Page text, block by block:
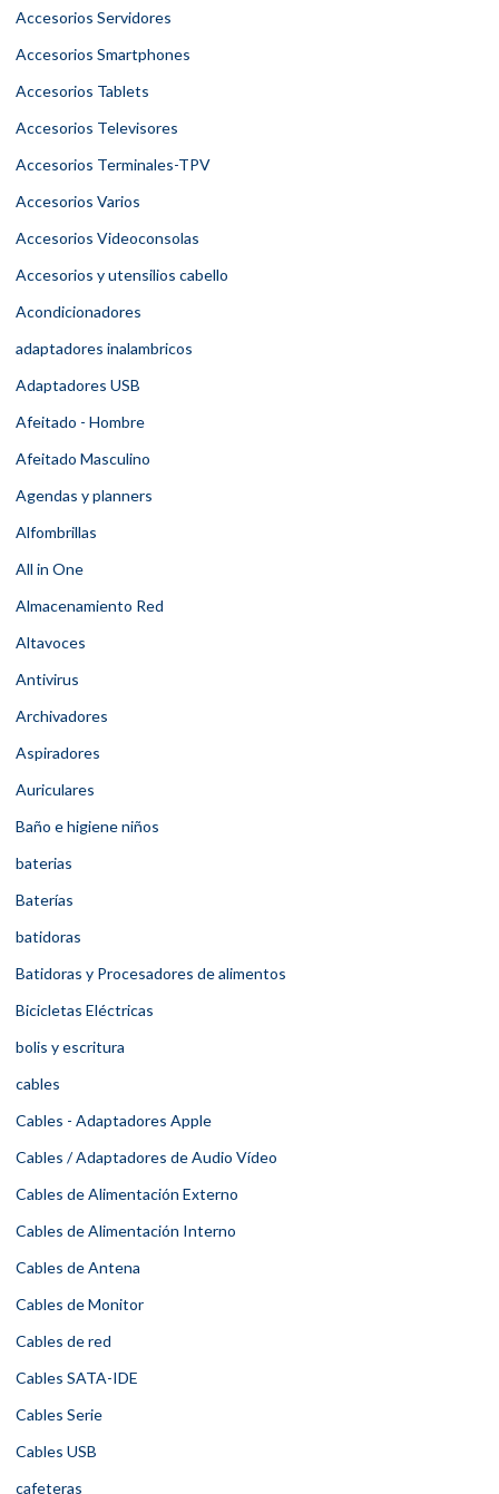
Accesorios Servidores
Accesorios Smartphones
Accesorios Tablets
Accesorios Televisores
Accesorios Terminales-TPV
Accesorios Varios
Accesorios Videoconsolas
Accesorios y utensilios cabello
Acondicionadores
adaptadores inalambricos
Adaptadores USB
Afeitado - Hombre
Afeitado Masculino
Agendas y planners
Alfombrillas
All in One
Almacenamiento Red
Altavoces
Antivirus
Archivadores
Aspiradores
Auriculares
Baño e higiene niños
baterias
Baterías
batidoras
Batidoras y Procesadores de alimentos
Bicicletas Eléctricas
bolis y escritura
cables
Cables - Adaptadores Apple
Cables / Adaptadores de Audio Vídeo
Cables de Alimentación Externo
Cables de Alimentación Interno
Cables de Antena
Cables de Monitor
Cables de red
Cables SATA-IDE
Cables Serie
Cables USB
cafeteras